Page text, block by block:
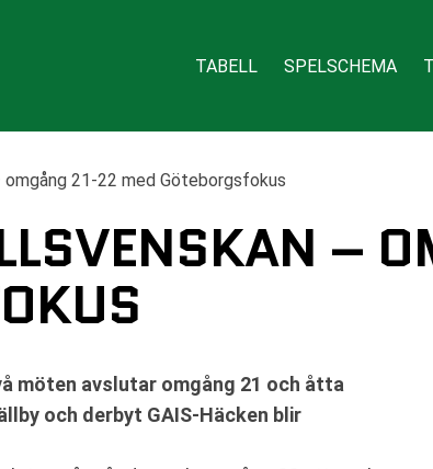
TABELL SPELSCHEMA
21-22 med Göteborgsfokus
–
möten avslutar omgång 21 och åtta
och derbyt GAIS-Häcken blir